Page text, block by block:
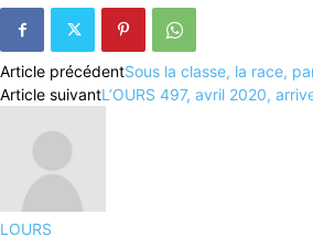
Article précédentSous la classe, la race,
Article suivantL’OURS 497, avril 2020,
LOURS